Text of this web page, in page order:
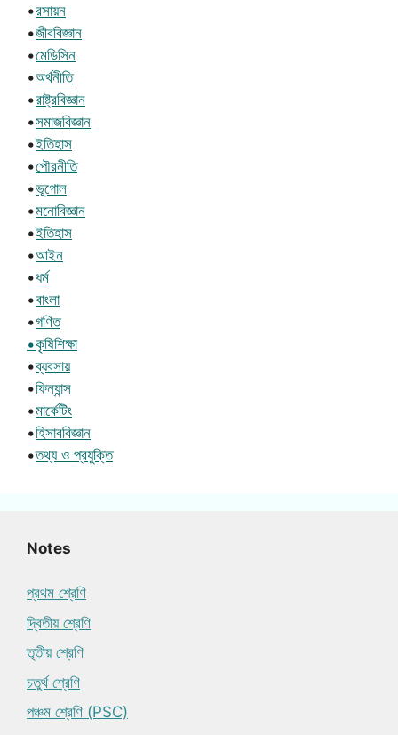
•রসায়ন
•জীববিজ্ঞান
•মেডিসিন
•অর্থনীতি
•রাষ্ট্রবিজ্ঞান
•সমাজবিজ্ঞান
•ইতিহাস
•পৌরনীতি
•ভূগোল
•মনোবিজ্ঞান
•ইতিহাস
•আইন
•ধর্ম
•বাংলা
•গণিত
•কৃষিশিক্ষা
•ব্যবসায়
•ফিন্যান্স
•মার্কেটিং
•হিসাববিজ্ঞান
•তথ্য ও প্রযুক্তি
Notes
প্রথম শ্রেণি
দ্বিতীয় শ্রেণি
তৃতীয় শ্রেণি
চতুর্থ শ্রেণি
পঞ্চম শ্রেণি (PSC)